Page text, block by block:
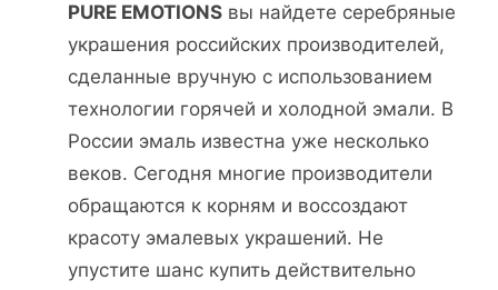
PURE EMOTIONSвы найдете серебряные
украшения российских производителей,
сделанные вручную с использованием
технологии горячей и холодной эмали. В
России эмаль известна уже несколько
веков. Сегодня многие производители
обращаются к корням и воссоздают
красоту эмалевых украшений. Не
упустите шанс купить действительно